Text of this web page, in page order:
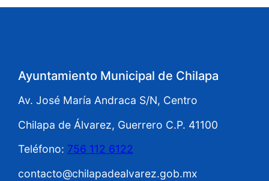
Ayuntamiento Municipal de Chilapa
Av. José María Andraca S/N, Centro
Chilapa de Álvarez, Guerrero C.P. 41100
Teléfono: 756 112 6122
contacto@chilapadealvarez.gob.mx